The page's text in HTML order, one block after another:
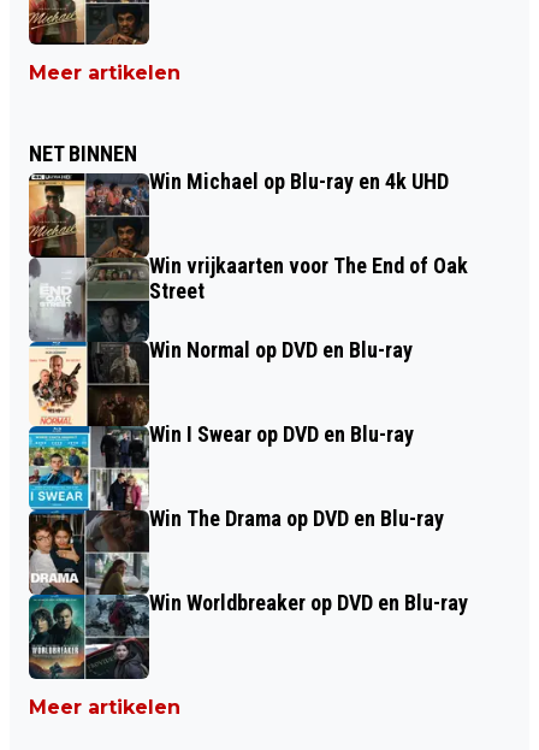
Meer artikelen
NET BINNEN
Win Michael op Blu-ray en 4k UHD
Win vrijkaarten voor The End of Oak
Street
Win Normal op DVD en Blu-ray
Win I Swear op DVD en Blu-ray
Win The Drama op DVD en Blu-ray
Win Worldbreaker op DVD en Blu-ray
Meer artikelen